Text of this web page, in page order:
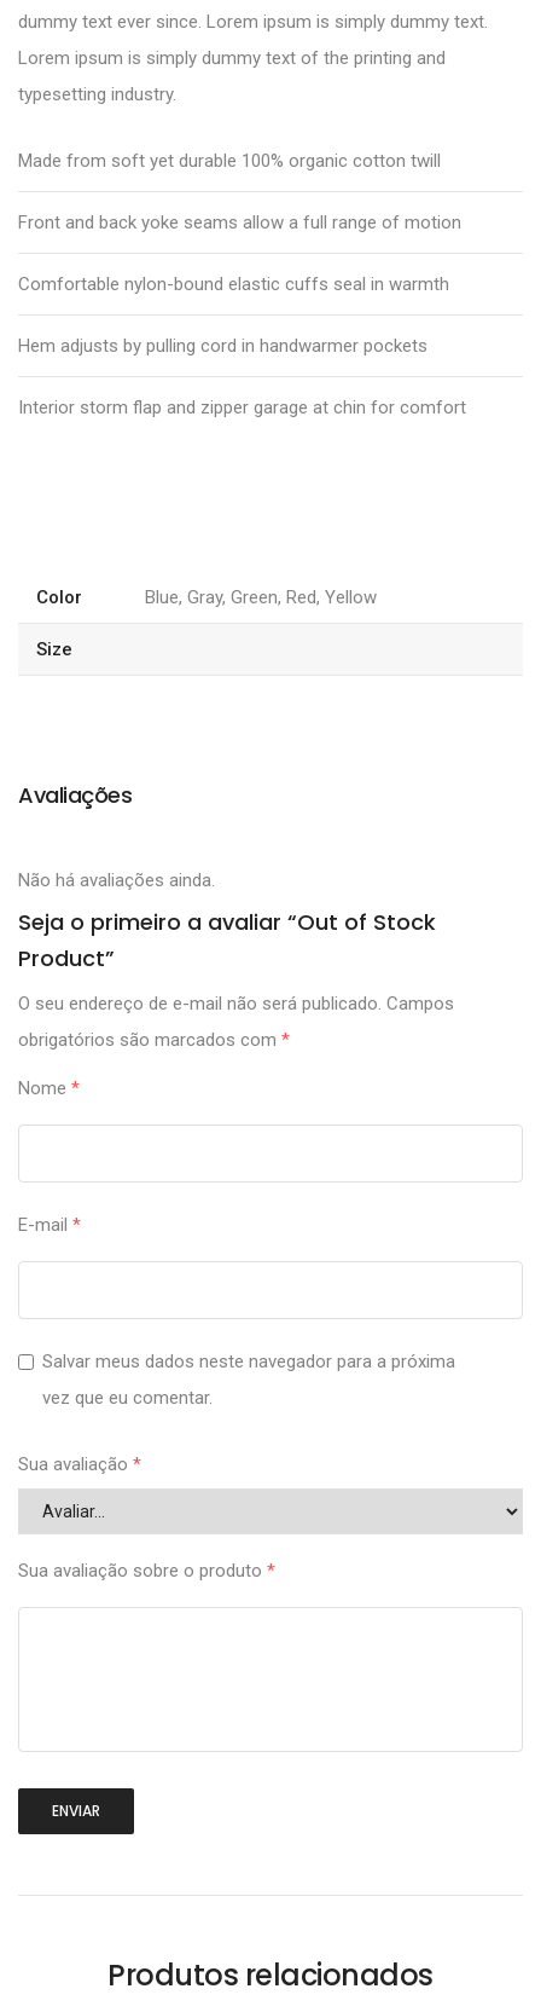
dummy text ever since. Lorem ipsum is simply dummy text.
Lorem ipsum is simply dummy text of the printing and
typesetting industry.
Made from soft yet durable 100% organic cotton twill
Front and back yoke seams allow a full range of motion
Comfortable nylon-bound elastic cuffs seal in warmth
Hem adjusts by pulling cord in handwarmer pockets
Interior storm flap and zipper garage at chin for comfort
Color Blue, Gray, Green, Red, Yellow
Size
Avaliações
Não há avaliações ainda.
Seja o primeiro a avaliar “Out of Stock
Product”
O seu endereço de e-mail não será publicado. Campos
obrigatórios são marcados com *
Nome *
E-mail *
Salvar meus dados neste navegador para a próxima
vez que eu comentar.
Sua avaliação *
Sua avaliação sobre o produto *
Produtos relacionados